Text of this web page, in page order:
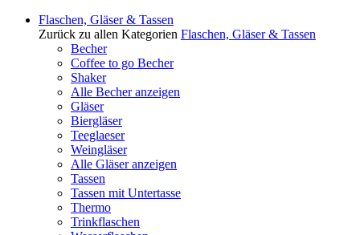
Flaschen, Gläser & Tassen
Zurück zu allen Kategorien Flaschen, Gläser & Tassen
Becher
Coffee to go Becher
Shaker
Alle Becher anzeigen
Gläser
Biergläser
Teeglaeser
Weingläser
Alle Gläser anzeigen
Tassen
Tassen mit Untertasse
Thermo
Trinkflaschen